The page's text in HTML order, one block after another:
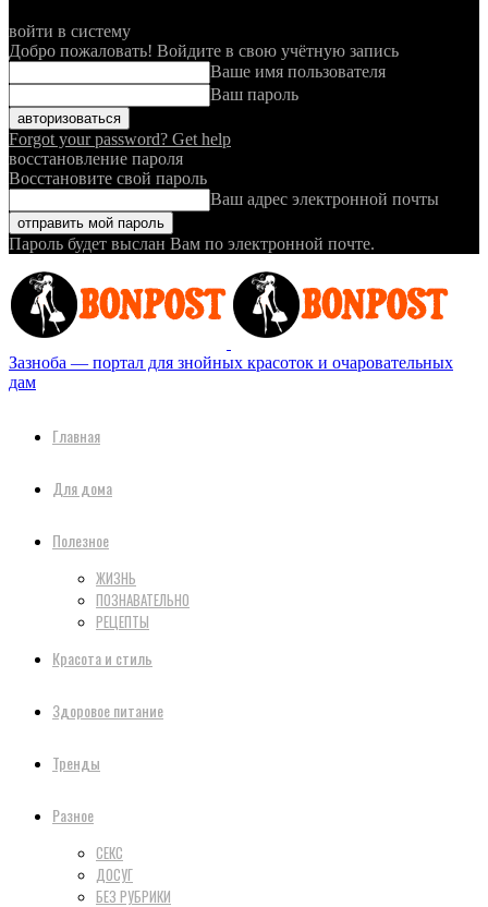
войти в систему
Добро пожаловать! Войдите в свою учётную запись
Ваше имя пользователя
Ваш пароль
Forgot your password? Get help
восстановление пароля
Восстановите свой пароль
Ваш адрес электронной почты
Пароль будет выслан Вам по электронной почте.
Зазноба — портал для знойных красоток и очаровательных
дам
Главная
Для дома
Полезное
ЖИЗНЬ
ПОЗНАВАТЕЛЬНО
РЕЦЕПТЫ
Красота и стиль
Здоровое питание
Тренды
Разное
СЕКС
ДОСУГ
БЕЗ РУБРИКИ